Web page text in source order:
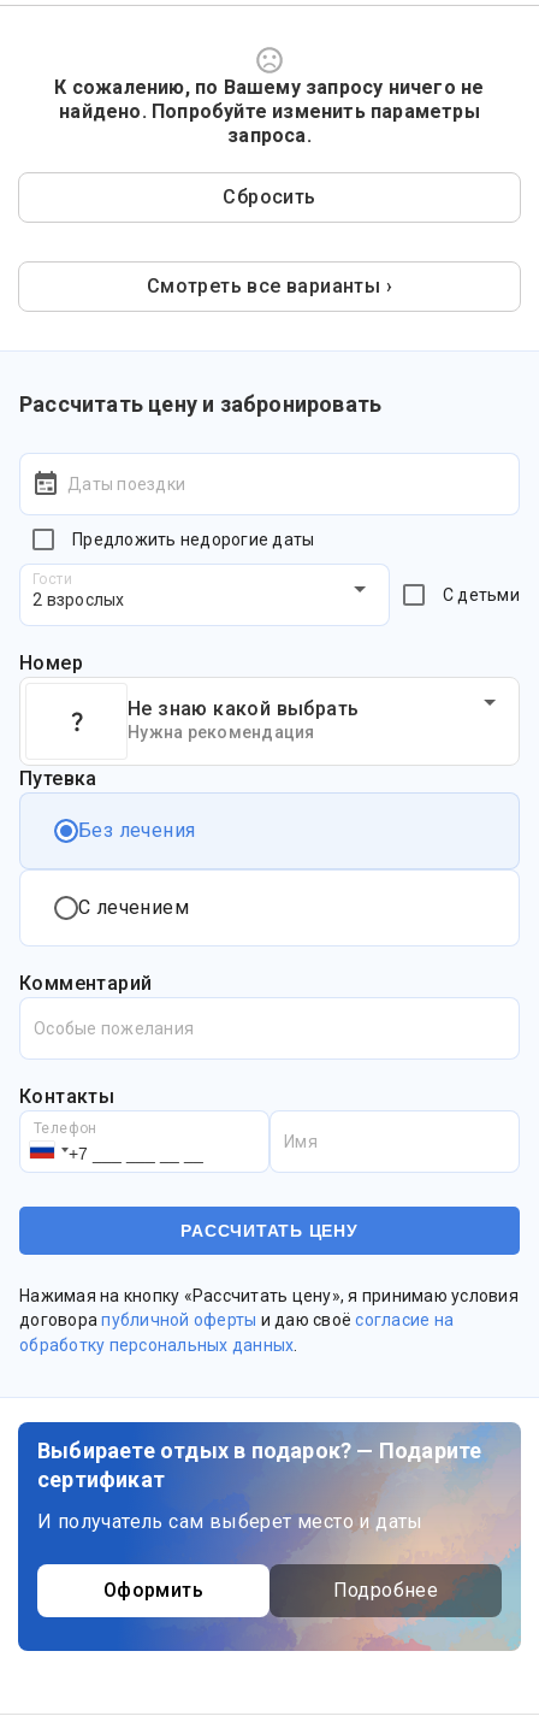
К сожалению, по Вашему запросу ничего не
найдено. Попробуйте изменить параметры
запроса.
Сбросить
Смотреть все варианты ›
Рассчитать цену и забронировать
Даты поездки
Предложить недорогие даты
Гости
2 взрослых С детьми
Номер
Не знаю какой выбрать
Нужна рекомендация
Путевка
Без лечения
С лечением
Комментарий
Особые пожелания
Контакты
Телефон
Имя
Нажимая на кнопку «Рассчитать цену», я принимаю условия
договорапубличной оферты и даю своёсогласие на
обработку персональных данных
Выбираете отдых в подарок? — Подарите
сертификат
И получатель сам выберет место и даты
Оформить Подробнее